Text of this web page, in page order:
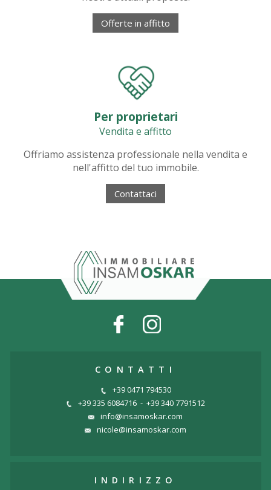
Offerte in affitto
Per proprietari
Vendita e affitto
Offriamo assistenza professionale nella vendita e
nell'affitto del tuo immobile.
Contattaci
CONTATTI
+39 0471 794530
+39 335 6084716 - +39 340 7791512
info@insamoskar.com
nicole@insamoskar.com
INDIRIZZO